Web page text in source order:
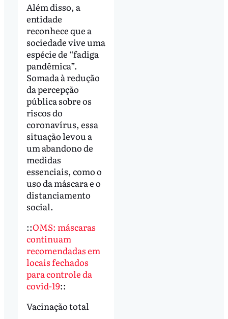
Além disso, a
entidade
reconhece que a
sociedade vive uma
espécie de “fadiga
pandêmica”.
Somada à redução
da percepção
pública sobre os
riscos do
coronavírus, essa
situação levou a
um abandono de
medidas
essenciais, como o
uso da máscara e o
distanciamento
social.
::OMS: máscaras
continuam
recomendadas em
locais fechados
para controle da
covid-19::
Vacinação total